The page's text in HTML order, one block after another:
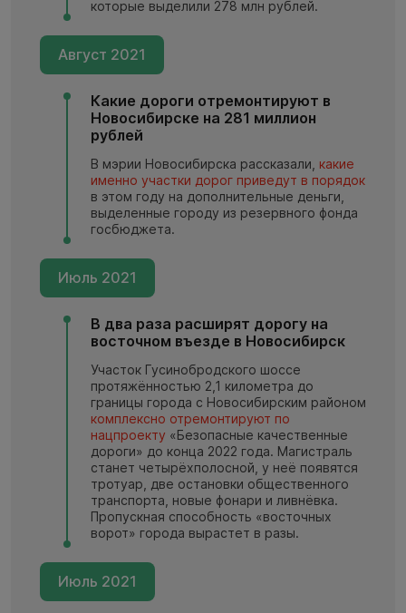
которые выделили 278 млн рублей.
Август 2021
Какие дороги отремонтируют в
Новосибирске на 281 миллион
рублей
В мэрии Новосибирска рассказали, какие
именно участки дорог приведут в порядок
в этом году на дополнительные деньги,
выделенные городу из резервного фонда
госбюджета.
Июль 2021
В два раза расширят дорогу на
восточном въезде в Новосибирск
Участок Гусинобродского шоссе
протяжённостью 2,1 километра до
границы города с Новосибирским районом
комплексно отремонтируют по
нацпроекту «Безопасные качественные
дороги» до конца 2022 года. Магистраль
станет четырёхполосной, у неё появятся
тротуар, две остановки общественного
транспорта, новые фонари и ливнёвка.
Пропускная способность «восточных
ворот» города вырастет в разы.
Июль 2021